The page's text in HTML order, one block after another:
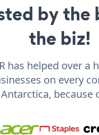
by the
the biz!
has helped over a
on every
because